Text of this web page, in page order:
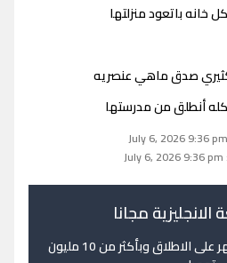
باتعود منزلتها
صدق ماهي عنصريه
كله أنطلق من مدرستها
الانجليزية مجانا
مع البرنامج العربي الاشهر على الاطلاق وبأكثر من 10 مليون